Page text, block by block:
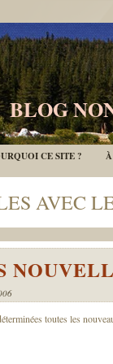
BLOG
CE SITE ?
AVEC
toutes les